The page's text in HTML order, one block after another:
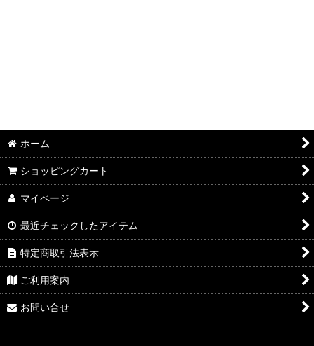
ホーム
ショッピングカート
マイページ
最近チェックしたアイテム
特定商取引法表示
ご利用案内
お問い合せ